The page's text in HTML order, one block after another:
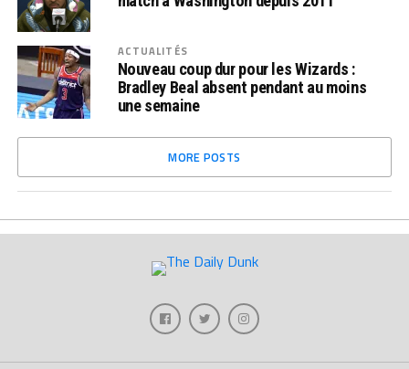
ACTUALITÉS
Nouveau coup dur pour les Wizards :
Bradley Beal absent pendant au moins
une semaine
MORE POSTS